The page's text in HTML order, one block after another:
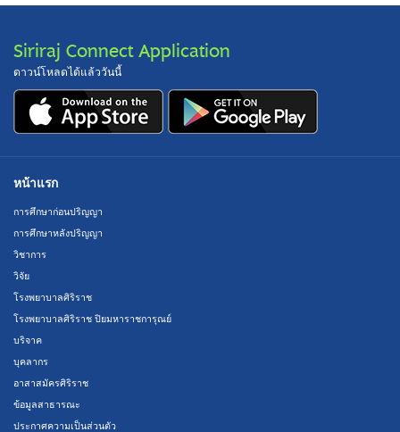
Siriraj Connect Application
ดาวน์โหลดได้แล้ววันนี้
หน้าแรก
การศึกษาก่อนปริญญา
การศึกษาหลังปริญญา
วิชาการ
วิจัย
โรงพยาบาลศิริราช
โรงพยาบาลศิริราช ปิยมหาราชการุณย์
บริจาค
บุคลากร
อาสาสมัครศิริราช
ข้อมูลสาธารณะ
ประกาศความเป็นส่วนตัว